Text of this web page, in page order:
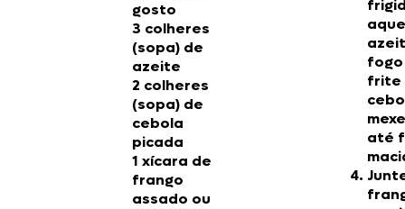
gosto
3 colheres
(sopa) de
azeite
2 colheres
(sopa) de
cebola
picada
1 xícara de
frango
assado ou
fogo
frite
até